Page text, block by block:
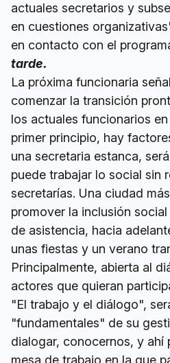
actuales secretarios y
en cuestiones
en contacto con el
tarde.
La próxima funcionaria
comenzar la transición
los actuales funcionarios
primer principio, hay
una secretaria estanca,
puede trabajar lo social sin
secretarías. Una ciudad
promover la inclusión
de asistencia, hacia
unas fiestas y un verano
Principalmente, abierta al
actores que quieran
"El trabajo y el diálogo",
"fundamentales" de su
dialogar, conocernos, y ahí
mesa de trabajo en la que